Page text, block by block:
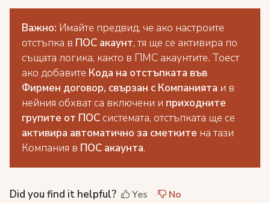
Важно: Имайте предвид, че ако настроите
отстъпка в ПОС акаунт, тя ще се активира по
същата логика, както в ПМС акаунтите. Тоест
ако добавите Кода на отстъпката във
Фирмен договор, свързан с Компанията и в
нейния обхват са включени и приходните
групите от ПОС системата, отстъпката ще се
активира автоматично за сметките на тази
Компания в ПОС акаунта.
Did you find it helpful? Yes No